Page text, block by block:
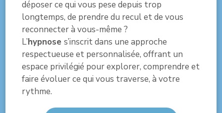
déposer ce qui vous pese depuis trop
longtemps, de prendre du recul et de vous
reconnecter à vous-même ?
L’hypnose s’inscrit dans une approche
respectueuse et personnalisée, offrant un
espace privilégié pour explorer, comprendre et
faire évoluer ce qui vous traverse, à votre
rythme.